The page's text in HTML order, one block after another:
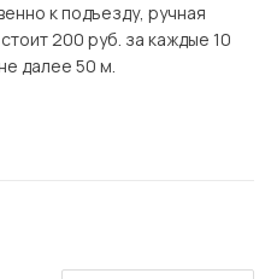
к подъезду, ручная
200 руб. за каждые 10
далее 50 м.